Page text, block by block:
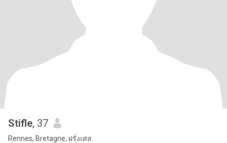
Stifle, 37
Rennes, Bretagne, ฝรั่งเศส